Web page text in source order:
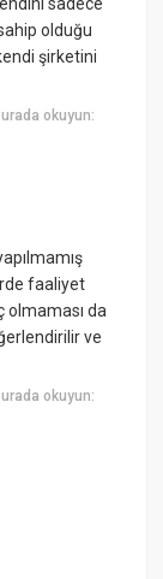
olduğu
şirketini
okuyun:
faaliyet
da
ve
okuyun: